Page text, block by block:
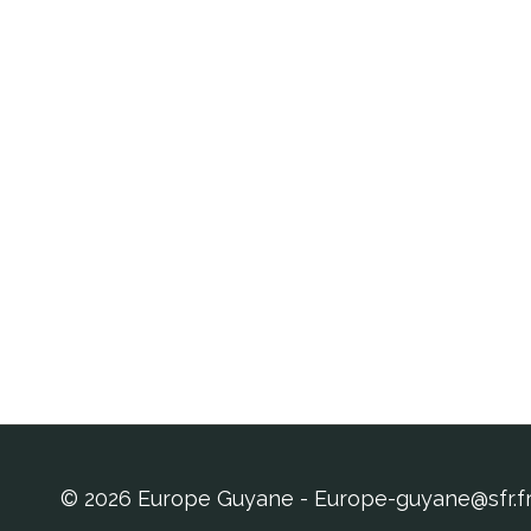
© 2026 Europe Guyane - Europe-